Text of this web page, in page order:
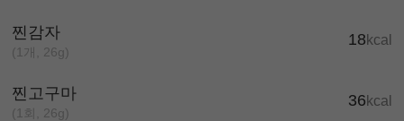
찐감자
(1개, 26g)
18 kcal
찐고구마
(1회, 26g)
36 kcal